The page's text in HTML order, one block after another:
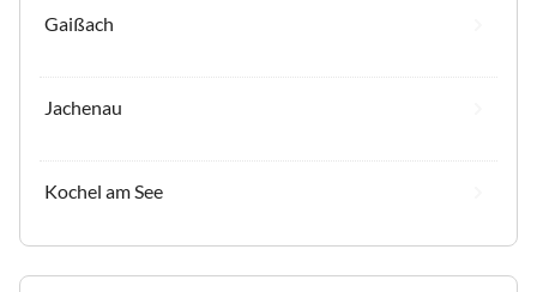
Gaißach
Jachenau
Kochel am See